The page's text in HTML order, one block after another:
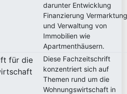
darunter Entwicklung
Finanzierung
und Verwaltung von
Immobilien wie
Apartmenthäusern.
für die
Diese Fachzeitschrift
konzentriert sich auf
Themen rund um die
Wohnungswirtschaft in